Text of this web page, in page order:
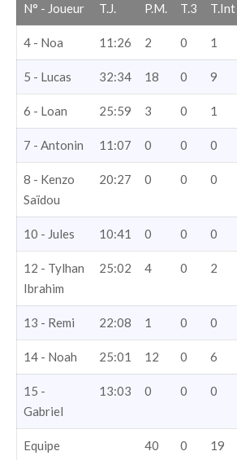
N° - Joueur T.J. P.M. T.3 T.Int
4 - Noa 11:26 2 0 1
5 - Lucas 32:34 18 0 9
6 - Loan 25:59 3 0 1
7 - Antonin 11:07 0 0 0
8 - Kenzo
Saïdou
20:27 0 0 0
10 - Jules 10:41 0 0 0
12 - Tylhan
Ibrahim
25:02 4 0 2
13 - Remi 22:08 1 0 0
14 - Noah 25:01 12 0 6
15 -
Gabriel
13:03 0 0 0
Equipe 40 0 19